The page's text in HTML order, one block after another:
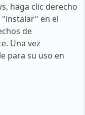
haga clic derecho
"instalar" en el
de
Una vez
para su uso en